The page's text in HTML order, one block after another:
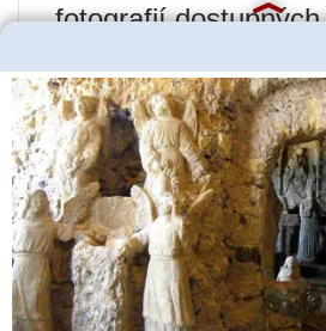
fotografií
rohů, desek, kusů
plechu, vizuálně je
hodnotě 1000 rublů.
Přečtěte si
Jak se zbavit
drátovců Co